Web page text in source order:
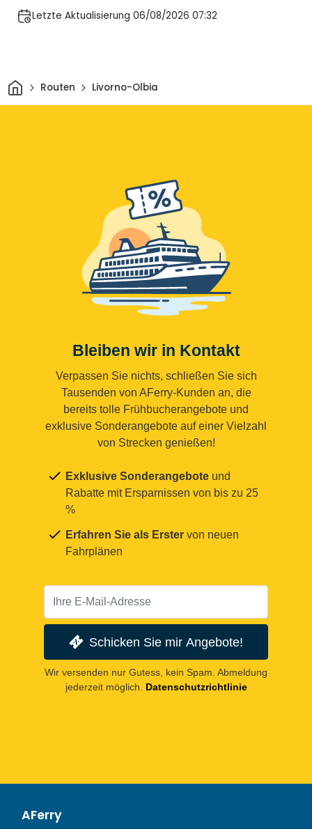
Letzte Aktualisierung 06/08/2026 07:32
HeimRouten Livorno-Olbia
Bleiben wir in Kontakt
Verpassen Sie nichts, schließen Sie sich
Tausenden von AFerry-Kunden an, die
bereits tolle Frühbucherangebote und
exklusive Sonderangebote auf einer Vielzahl
von Strecken genießen!
Exklusive Sonderangebote und
Rabatte mit Ersparnissen von bis zu 25
%
Erfahren Sie als Erster von neuen
Fahrplänen
Schicken Sie mir Angebote!
Wir versenden nur Gutess, kein Spam. Abmeldung
jederzeit möglich. Datenschutzrichtlinie
AFerry